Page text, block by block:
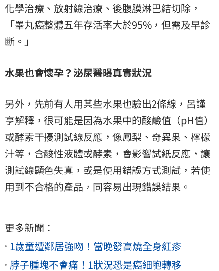
化學治療、放射線治療、後腹膜淋巴結切除，
「睪丸癌整體五年存活率大於95%，但需及早診
斷。」
水果也會懷孕？泌尿醫曝真實狀況
另外，先前有人用某些水果也驗出2條線，呂謹
亨解釋，很可能是因為水果中的酸鹼值（pH值）
或酵素干擾測試線反應，像鳳梨、奇異果、檸檬
汁等，含酸性液體或酵素，會影響試紙反應，讓
測試線顯色失真，或是使用錯誤方式測試，若使
用到不合格的產品，同容易出現錯誤結果。
更多新聞：
1歲童遭鄰居強吻！當晚發高燒全身紅疹
脖子腫塊不會痛！1狀況恐是癌細胞轉移